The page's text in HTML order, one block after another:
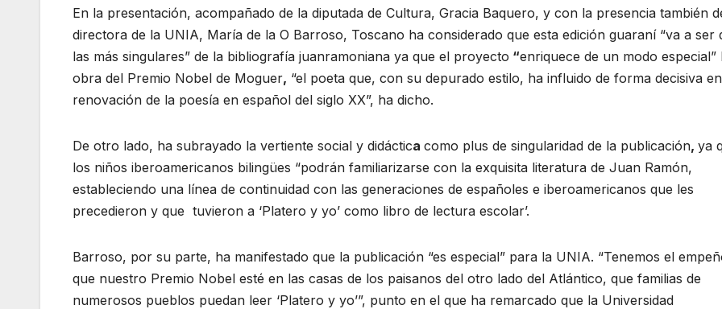
En la presentación, acompañado de la diputada de Cultura, Gracia Baquero, y con la presencia también
directora de la UNIA, María de la O Barroso, Toscano ha considerado que esta edición guaraní “va a ser
las más singulares” de la bibliografía juanramoniana ya que el proyecto “enriquece de un modo especial”
obra del Premio Nobel de Moguer, “el poeta que, con su depurado estilo, ha influido de forma decisiva
renovación de la poesía en español del siglo XX”, ha dicho.
De otro lado, ha subrayado la vertiente social y didáctica como plus de singularidad de la publicación, ya
los niños iberoamericanos bilingües “podrán familiarizarse con la exquisita literatura de Juan Ramón,
estableciendo una línea de continuidad con las generaciones de españoles e iberoamericanos que les
precedieron y que tuvieron a ‘Platero y yo’ como libro de lectura escolar’.
Barroso, por su parte, ha manifestado que la publicación “es especial” para la UNIA. “Tenemos el
que nuestro Premio Nobel esté en las casas de los paisanos del otro lado del Atlántico, que familias de
numerosos pueblos puedan leer ‘Platero y yo’”, punto en el que ha remarcado que la Universidad